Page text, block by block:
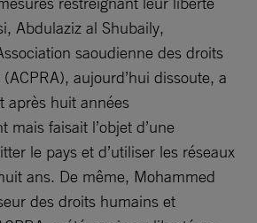
Abdulaziz al Shubaily,
saoudienne des droits
aujourd’hui dissoute, a
après huit années
mais faisait l’objet d’une
le pays et d’utiliser les réseaux
ans. De même, Mohammed
des droits humains et